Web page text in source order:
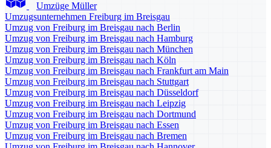
Umzüge Müller
Umzugsunternehmen Freiburg im Breisgau
Umzug von Freiburg im Breisgau nach Berlin
Umzug von Freiburg im Breisgau nach Hamburg
Umzug von Freiburg im Breisgau nach München
Umzug von Freiburg im Breisgau nach Köln
Umzug von Freiburg im Breisgau nach Frankfurt am Main
Umzug von Freiburg im Breisgau nach Stuttgart
Umzug von Freiburg im Breisgau nach Düsseldorf
Umzug von Freiburg im Breisgau nach Leipzig
Umzug von Freiburg im Breisgau nach Dortmund
Umzug von Freiburg im Breisgau nach Essen
Umzug von Freiburg im Breisgau nach Bremen